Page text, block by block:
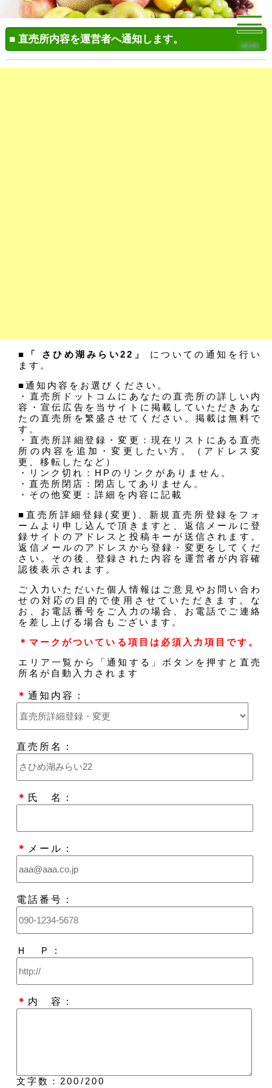
MENU
■ 直売所内容を運営者へ通知します。
■「 さひめ湖みらい22」 についての通知を行い
ます。
■通知内容をお選びください。
・直売所ドットコムにあなたの直売所の詳しい内
容・宣伝広告を当サイトに掲載していただきあな
たの直売所を繁盛させてください。掲載は無料で
す。
・直売所詳細登録・変更：現在リストにある直売
所の内容を追加・変更したい方。（アドレス変
更、移転したなど）
・リンク切れ：HPのリンクがありません。
・直売所閉店：閉店してありません。
・その他変更：詳細を内容に記載
■直売所詳細登録(変更)、新規直売所登録をフォ
ームより申し込んで頂きますと、返信メールに登
録サイトのアドレスと投稿キーが送信されます。
返信メールのアドレスから登録・変更をしてくだ
さい。その後、登録された内容を運営者が内容確
認後表示されます。
ご入力いただいた個人情報はご意見やお問い合わ
せの対応の目的で使用させていただきます。な
お、お電話番号をご入力の場合、お電話でご連絡
を差し上げる場合もございます。
＊マークがついている項目は必須入力項目です。
エリア一覧から「通知する」ボタンを押すと直売
所名が自動入力されます
＊通知内容：
直売所名：
＊ 氏 名：
＊ メール：
電話番号：
Ｈ Ｐ：
＊ 内 容：
文字数： 200 /200